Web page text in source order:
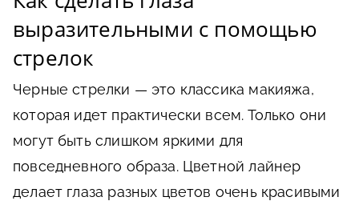
выразительными с помощью
стрелок
Черные стрелки — это классика макияжа,
которая идет практически всем. Только они
могут быть слишком яркими для
повседневного образа. Цветной лайнер
делает глаза разных цветов очень красивыми